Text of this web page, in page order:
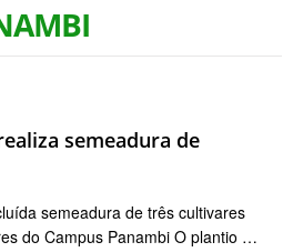
semeadura de
semeadura de três cultivares
do Campus Panambi O plantio …